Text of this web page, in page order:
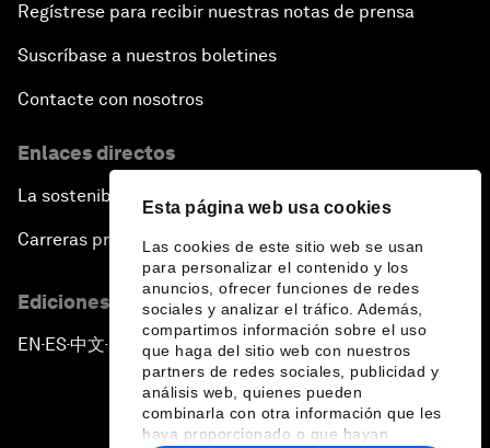
Esta página web usa cookies
Las cookies de este sitio web se usan
para personalizar el contenido y los
anuncios, ofrecer funciones de redes
sociales y analizar el tráfico. Además,
compartimos información sobre el uso
que haga del sitio web con nuestros
partners de redes sociales, publicidad y
análisis web, quienes pueden
combinarla con otra información que les
haya proporcionado o que hayan
Regístrese para recibir nuestras notas de prensa
Suscríbase a nuestros boletines
Contacte con nosotros
Enlaces directos
La sostenibilidad en el Foro
Carreras profesionales
Ediciones en otros idiomas
EN ▪ES▪中文▪ 日本語